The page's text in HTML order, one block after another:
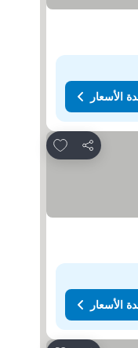
الأسعار
مشاركة
Add to favorites
الأسعار